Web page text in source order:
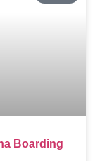
Boarding